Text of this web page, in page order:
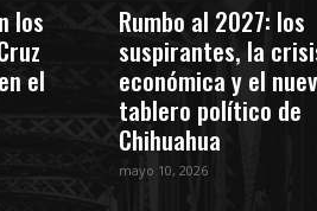
los
el
Rumbo al 2027: los
suspirantes, la
económica y el
tablero político de
Chihuahua
mayo 10, 2026